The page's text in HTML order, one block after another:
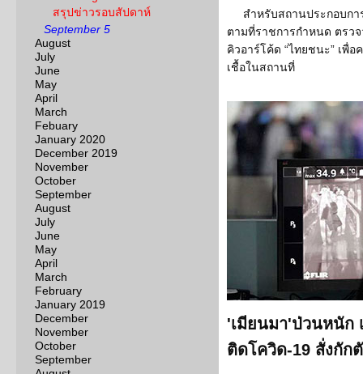
สรุปข่าวรอบสัปดาห์
September 5
August
July
June
May
April
March
Febuary
January 2020
December 2019
November
October
September
August
July
June
May
April
March
February
January 2019
December
November
October
September
สำหรับสถานประกอบก
ตามที่ราชการกำหนด ตรว
คิวอาร์โค้ด “ไทยชนะ” เพื่
เชื้อในสถานที่
'เมียนมา'ป่วนหนัก
ติดโควิด-19 สั่งกัก